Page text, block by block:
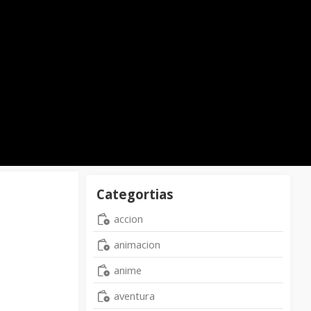
Categortias
accion
animacion
anime
aventura